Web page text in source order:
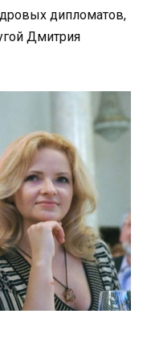
дипломатов,
Дмитрия